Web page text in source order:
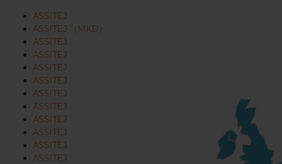
ASSITEJ
ASSITEJ （MKD）
ASSITEJ
ASSITEJ
ASSITEJ
ASSITEJ
ASSITEJ
ASSITEJ
ASSITEJ
ASSITEJ
ASSITEJ
ASSITEJ